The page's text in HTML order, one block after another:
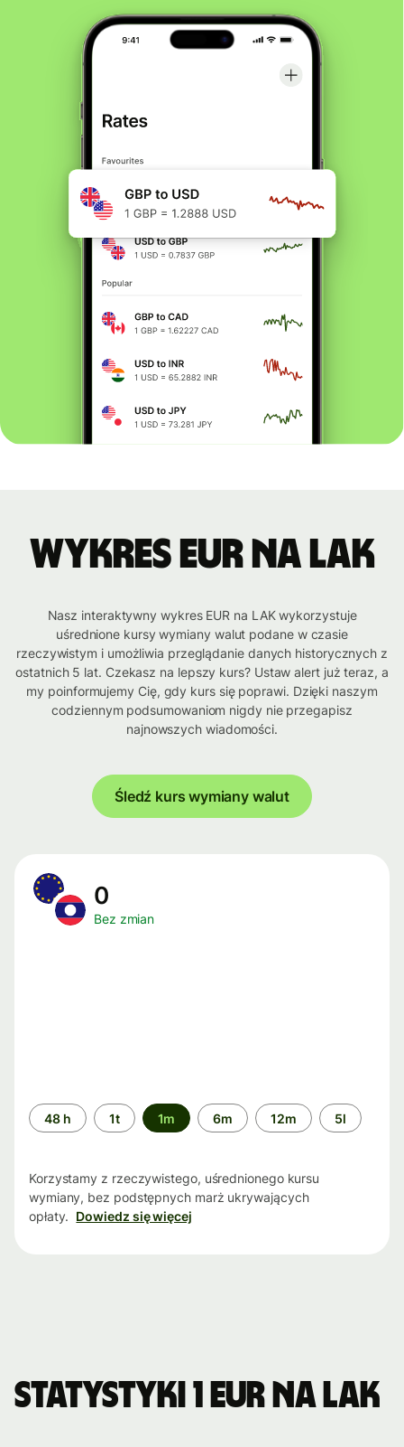
Wykres EUR na LAK
Nasz interaktywny wykres EUR na LAK wykorzystuje
uśrednione kursy wymiany walut podane w czasie
rzeczywistym i umożliwia przeglądanie danych historycznych z
ostatnich 5 lat. Czekasz na lepszy kurs? Ustaw alert już teraz, a
my poinformujemy Cię, gdy kurs się poprawi. Dzięki naszym
codziennym podsumowaniom nigdy nie przegapisz
najnowszych wiadomości.
Śledź kurs wymiany walut
0
Bez zmian
Przedział
czasu
48 h 1t 1m 6m 12m 5l
Korzystamy z rzeczywistego, uśrednionego kursu
wymiany, bez podstępnych marż ukrywających
opłaty. Dowiedz się więcej
Statystyki 1 EUR na LAK